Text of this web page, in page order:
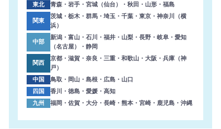
2026年8月6日 09:56
【佐賀県】複合機 KONICA MINOLTA 導入のお問い合わせ
を頂きました。ありがとうございます。
東北
青森・岩手・宮城（仙台）・秋田・山形・福島
関東
茨城・栃木・群馬・埼玉・千葉・東京・神奈川（横
浜）
中部
新潟・富山・石川・福井・山梨・長野・岐阜・愛知
（名古屋）・静岡
関西
京都・滋賀・奈良・三重・和歌山・大阪・兵庫（神
戸）
中国
鳥取・岡山・島根・広島・山口
四国
香川・徳島・愛媛・高知
九州
福岡・佐賀・大分・長崎・熊本・宮崎・鹿児島・沖縄